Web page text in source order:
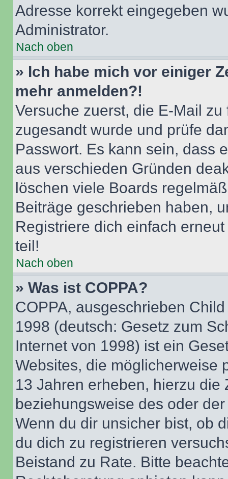
Adresse korrekt eingegeben
Administrator.
Nach oben
» Ich habe mich vor einiger
mehr anmelden?!
Versuche zuerst, die E-Mail
zugesandt wurde und prüfe
Passwort. Es kann sein, dass
aus verschieden Gründen
löschen viele Boards
Beiträge geschrieben haben,
Registriere dich einfach
teil!
Nach oben
» Was ist COPPA?
COPPA, ausgeschrieben
1998 (deutsch: Gesetz zum
Internet von 1998) ist ein
Websites, die möglicherweise
13 Jahren erheben, hierzu die
beziehungsweise des oder
Wenn du dir unsicher bist, ob
du dich zu registrieren
Beistand zu Rate. Bitte